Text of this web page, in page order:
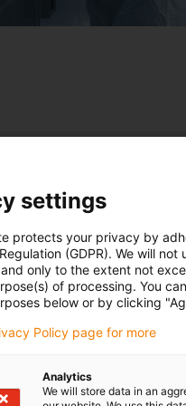
och DIN EN ISO 14644-
som testmiljö.
men detta hade
t.ex.
settings
protects your privacy by
(GDPR). We will
only to the extent not
of processing. You
below or by clicking
Policy page for more
Analytics
We will store data in an